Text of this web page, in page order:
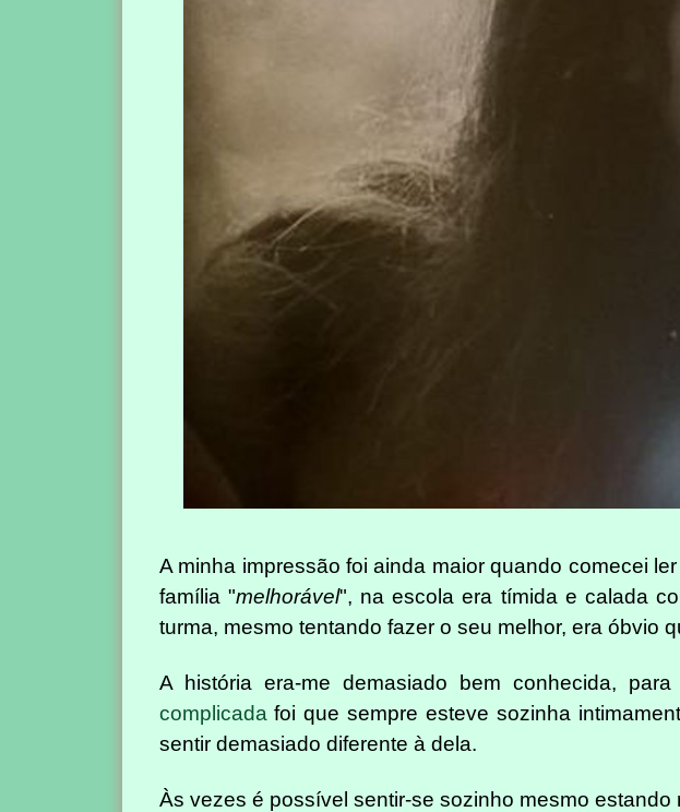
A minha impressão foi ainda maior quando comecei
família "melhorável", na escola era tímida e calada
turma, mesmo tentando fazer o seu melhor, era óbvio
A história era-me demasiado bem conhecida,
complicada foi que sempre esteve sozinha
sentir demasiado diferente à dela.
Às vezes é possível sentir-se sozinho mesmo